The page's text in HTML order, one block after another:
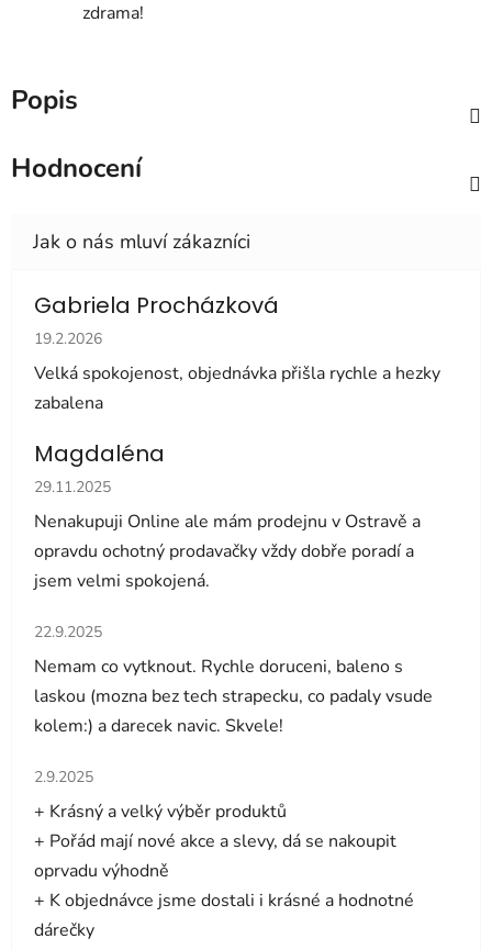
zdrama!
Popis
Hodnocení
Gabriela Procházková
Hodnocení obchodu je 5 z 5 hvězdiček.
19.2.2026
Velká spokojenost, objednávka přišla rychle a hezky
zabalena
Magdaléna
Hodnocení obchodu je 5 z 5 hvězdiček.
29.11.2025
Nenakupuji Online ale mám prodejnu v Ostravě a
opravdu ochotný prodavačky vždy dobře poradí a
jsem velmi spokojená.
Hodnocení obchodu je 5 z 5 hvězdiček.
22.9.2025
Nemam co vytknout. Rychle doruceni, baleno s
laskou (mozna bez tech strapecku, co padaly vsude
kolem:) a darecek navic. Skvele!
Hodnocení obchodu je 5 z 5 hvězdiček.
2.9.2025
+ Krásný a velký výběr produktů
+ Pořád mají nové akce a slevy, dá se nakoupit
oprvadu výhodně
+ K objednávce jsme dostali i krásné a hodnotné
dárečky